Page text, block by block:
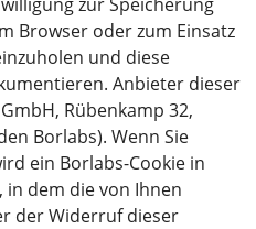
Browser oder zum Einsatz
und diese
Anbieter dieser
Rübenkamp 32,
Borlabs). Wenn Sie
ein Borlabs-Cookie in
dem die von Ihnen
der Widerruf dieser